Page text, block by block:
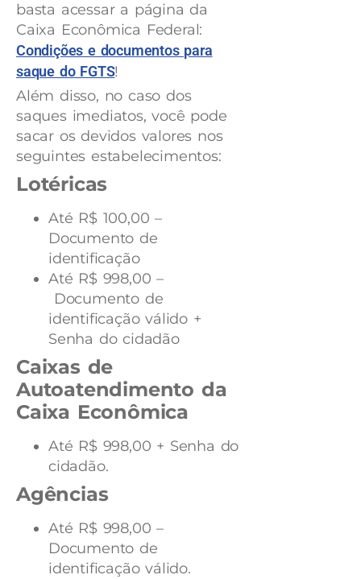
basta acessar a página da
Caixa Econômica Federal:
Condições e documentos para
saque do FGTS!
Além disso, no caso dos
saques imediatos, você pode
sacar os devidos valores nos
seguintes estabelecimentos:
Lotéricas
Até R$ 100,00 –
Documento de
identificação
Até R$ 998,00 –
Documento de
identificação válido +
Senha do cidadão
Caixas de
Autoatendimento da
Caixa Econômica
​​Até R$ 998,00 + Senha do
cidadão.
Agências
Até R$ 998,00​ –
Documento de
identificação válido.